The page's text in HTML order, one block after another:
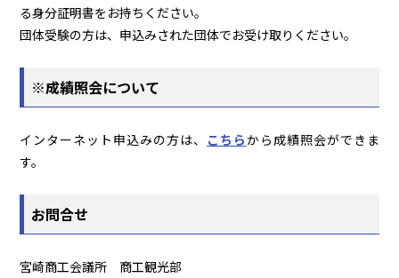
る身分証明書をお持ちください。
団体受験の方は、申込みされた団体でお受け取りください。
※成績照会について
インターネット申込みの方は、 こちらから成績照会ができま
す。
お問合せ
宮崎商工会議所 商工観光部